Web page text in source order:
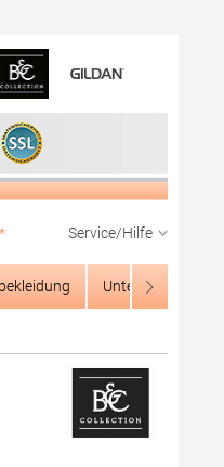
Service/Hilfe
Unterwäsche